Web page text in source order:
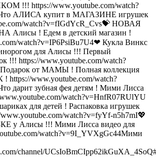
!!! https://www.youtube.com/watch?
Что АЛИСА купит в МАГАЗИНЕ игрушек
watch?v=fIGdYcR_Cvs💝 НОВАЯ
Алисы ! Едем в детский магазин !
watch?v=IP6PsiBu7U4❤ Кукла Винкс
для Алисы !!! Первый
!!! https://www.youtube.com/watch?
от МАМЫ ! Полная коллекция
www.youtube.com/watch?
дарит зубная фея детям ! Мими Лисса
watch?v=HnfR07RUlYU
для детей ! Распаковка игрушек
watch?v=fyYf-n5h7mI💖
у Алисы !!! Мими Лисса видео для
watch?v=9I_YVXgGc44Мими
channel/